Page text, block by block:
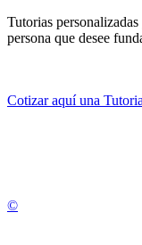
Tutorias
persona que desee
Cotizar aquí una
©